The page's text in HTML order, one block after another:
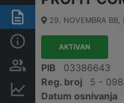
Sažetak
Osobe i vlasništvo
Finansijski podaci
29. NOVEMBRA BB,
AKTIVAN
PIB
03386643
Reg. broj
5 -
Datum osnivanja